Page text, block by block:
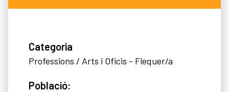
Categoria
Professions / Arts i Oficis - Flequer/a
Població: